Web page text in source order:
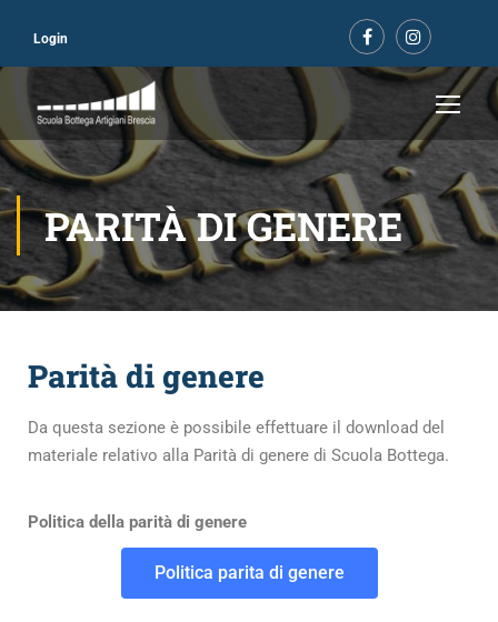
Login
PARITÀ DI GENERE
Parità di genere
Da questa sezione è possibile effettuare il download del
materiale relativo alla Parità di genere di Scuola Bottega.
Politica della parità di genere
Politica parita di genere